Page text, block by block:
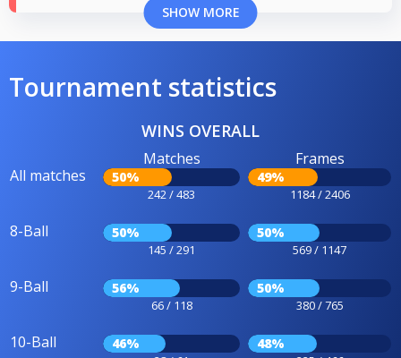
SHOW MORE
Tournament statistics
WINS OVERALL
All matches
Matches
50%
242 / 483
Frames
49%
1184 / 2406
8-Ball 50%
145 / 291
50%
569 / 1147
9-Ball 56%
66 / 118
50%
380 / 765
10-Ball 46% 48%